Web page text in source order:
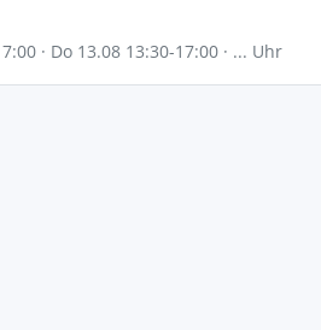
· Do 13.08 13:30-17:00 · ... Uhr